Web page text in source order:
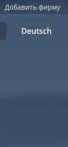
Добавить фирму
Deutsch